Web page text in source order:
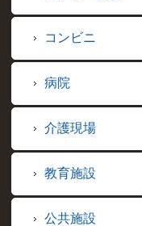
コンビニ
病院
介護現場
教育施設
公共施設